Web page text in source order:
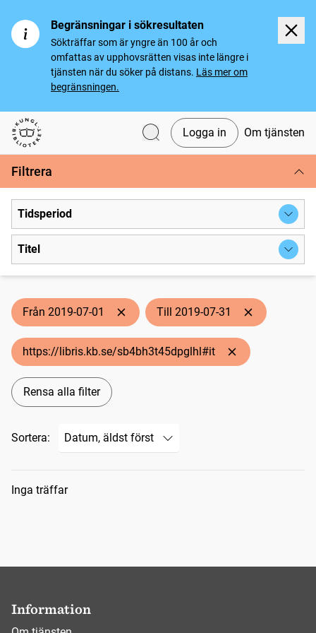
Begränsningar i sökresultaten
Sökträffar som är yngre än 100 år och
omfattas av upphovsrätten visas inte längre i
tjänsten när du söker på distans. Läs mer om
begränsningen.
Svenska tidningar
Logga in Om tjänsten
Filtrera
Tidsperiod
Titel
Från 2019-07-01 Till 2019-07-31
https://libris.kb.se/sb4bh3t45dpglhl#it
Rensa alla filter
Sortera:
Sökresultat
Inga träffar
Information